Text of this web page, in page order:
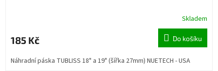
Skladem
185 Kč Do košíku
Náhradní páska TUBLISS 18" a 19" (šířka 27mm) NUETECH - USA